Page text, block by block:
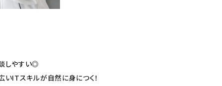
しやすい◎
いITスキルが自然に身につく！